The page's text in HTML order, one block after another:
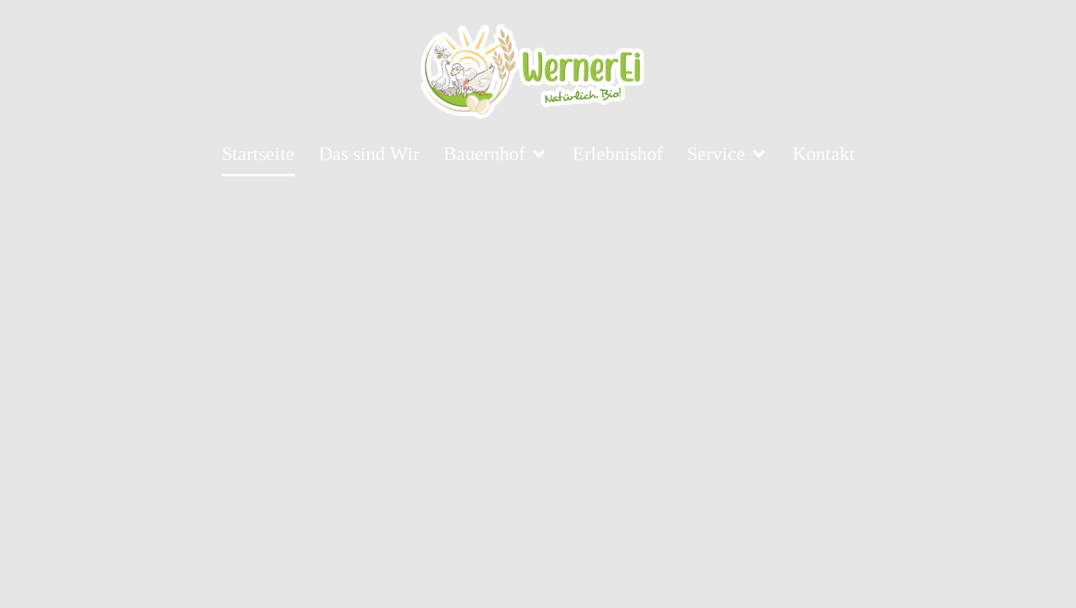
Startseite Das sind Wir Bauernhof Erlebnishof Service Kontakt